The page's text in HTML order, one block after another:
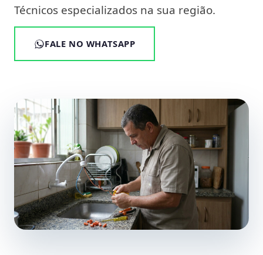
Técnicos especializados na sua região.
FALE NO WHATSAPP